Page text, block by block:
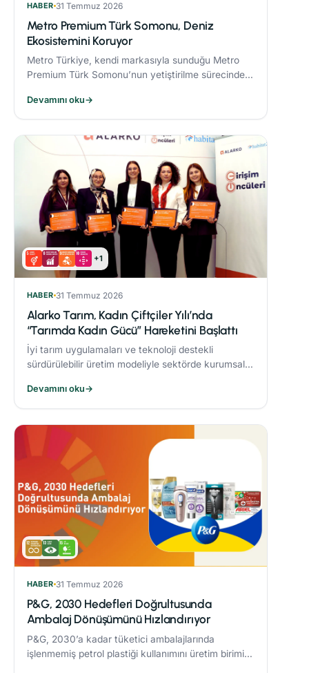
HABER 31 Temmuz 2026
Metro Premium Türk Somonu, Deniz
Ekosistemini Koruyor
Metro Türkiye, kendi markasıyla sunduğu Metro
Premium Türk Somonu’nun yetiştirilme sürecinde
uyguluyor.
Devamını oku→
+1
HABER 31 Temmuz 2026
Alarko Tarım, Kadın Çiftçiler Yılı’nda
“Tarımda Kadın Gücü” Hareketini Başlattı
İyi tarım uygulamaları ve teknoloji destekli
sürdürülebilir üretim modeliyle sektörde kurumsal
üçüncü yılında “Tarımda Kadın Gücü” hareketi
başlatıyor.
Devamını oku→
HABER 31 Temmuz 2026
P&G, 2030 Hedefleri Doğrultusunda
Ambalaj Dönüşümünü Hızlandırıyor
P&G, 2030’a kadar tüketici ambalajlarında
işlenmemiş petrol plastiği kullanımını üretim birimi